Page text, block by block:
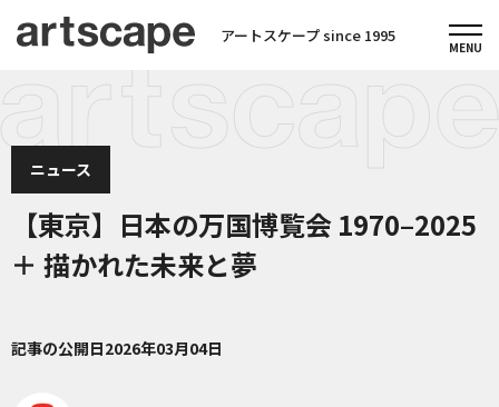
アートスケープ since 1995
ニュース
【東京】日本の万国博覧会 1970–2025
＋ 描かれた未来と夢
記事の公開日2026年03月04日